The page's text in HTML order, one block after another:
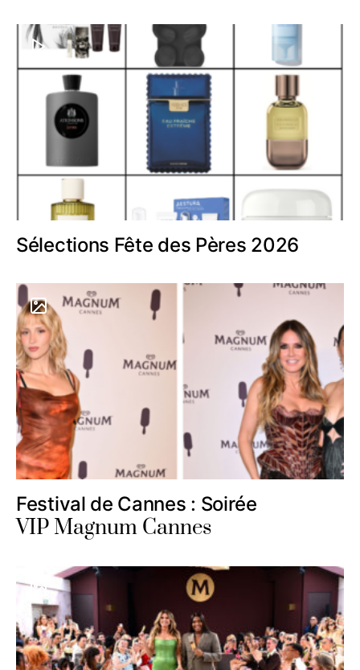
Sélections Fête des Pères 2026
Festival de Cannes : Soirée
VIP Magnum Cannes